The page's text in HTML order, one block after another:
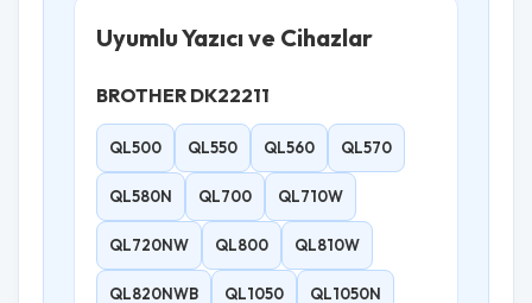
Uyumlu Yazıcı ve Cihazlar
BROTHER DK22211
QL500 QL550 QL560 QL570
QL580N QL700 QL710W
QL720NW QL800 QL810W
QL820NWB QL1050 QL1050N